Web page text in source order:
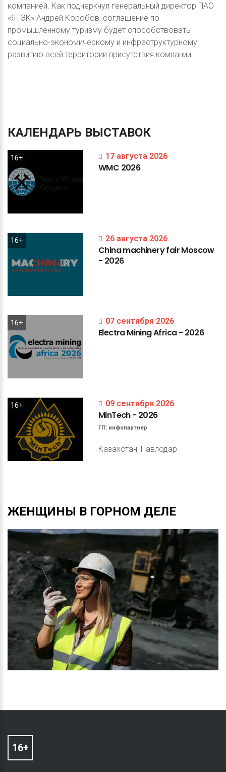
компанией. Как подчеркнул генеральный директор ПАО
«ЯТЭК» Андрей Коробов, соглашение по
промышленному туризму будет способствовать
социально-экономическому и инфраструктурному
развитию всей территории присутствия компании.
КАЛЕНДАРЬ ВЫСТАВОК
16+ 17 августа 2026
WMC 2026
16+ 26 августа 2026
ChinamachineryfairMoscow
- 2026
16+ 07 сентября 2026
ElectraMiningAfrica- 2026
16+ 09 сентября 2026
MinTech- 2026
ГП: инфопартнер
Казахстан, Павлодар
ЖЕНЩИНЫ В ГОРНОМ ДЕЛЕ